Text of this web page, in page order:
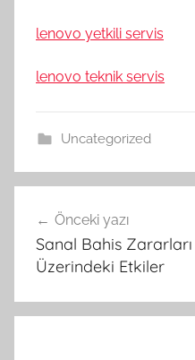
lenovo yetkili servis
lenovo teknik servis
Uncategorized
gezinmesi
Önceki yazı
Sanal Bahis
Üzerindeki Etkiler